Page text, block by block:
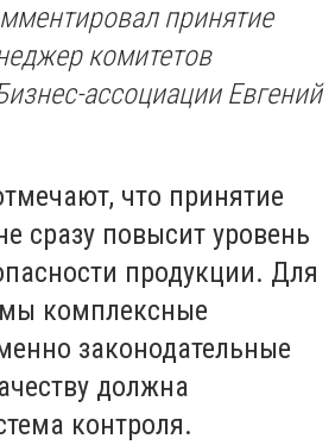
принятие
комитетов
ассоциации Евгений
что принятие
сразу повысит уровень
продукции. Для
комплексные
законодательные
должна
контроля.